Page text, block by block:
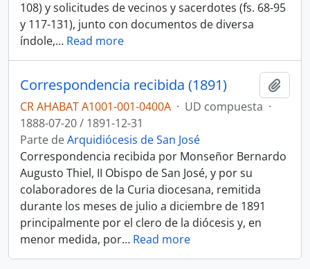
108) y solicitudes de vecinos y sacerdotes (fs. 68-95
y 117-131), junto con documentos de diversa
índole,… Read more
Correspondencia recibida (1891)
CR AHABAT A1001-001-0400A · UD compuesta ·
1888-07-20 / 1891-12-31
Parte deArquidiócesis de San José
Correspondencia recibida por Monseñor Bernardo
Augusto Thiel, II Obispo de San José, y por su
colaboradores de la Curia diocesana, remitida
durante los meses de julio a diciembre de 1891
principalmente por el clero de la diócesis y, en
menor medida, por… Read more